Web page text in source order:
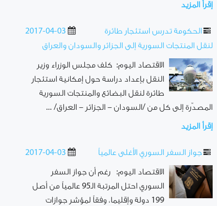
إقرأ المزيد
2017-04-03
الحكومة تدرس استئجار طائرة
لنقل المنتجات السورية إلى الجزائر والسودان والعراق
الاقتصاد اليوم: كلف مجلس الوزراء وزير
النقل بإعداد دراسة حول إمكانية استئجار
طائرة لنقل البضائع والمنتجات السورية
المصدّرة إلى كل من /السودان – الجزائر – العراق/ ...
إقرأ المزيد
2017-04-03 جواز السفر السوري الأغلى عالمياً
الاقتصاد اليوم: رغم أن جواز السفر
السوري احتل المرتبة الـ95 عالمياً من أصل
199 دولة وإقليما، وفقاً لمؤشر جوازات